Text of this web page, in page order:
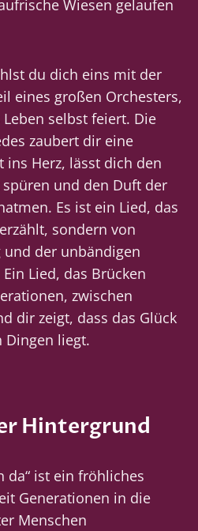
Wiesen gelaufen
du dich eins mit der
eines großen Orchesters,
selbst feiert. Die
zaubert dir eine
Herz, lässt dich den
und den Duft der
Es ist ein Lied, das
sondern von
der unbändigen
Lied, das Brücken
zwischen
dir zeigt, dass das Glück
Dingen liegt.
Hintergrund
da“ ist ein fröhliches
Generationen in die
Menschen